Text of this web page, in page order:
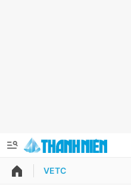
QUẢNG CÁO
VETC